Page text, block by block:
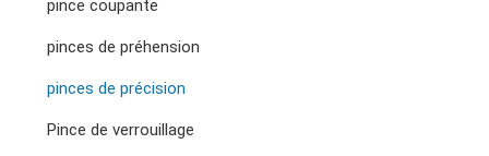
clés à molette et pinces
Accessoires entraînement 3/4"
Douilles à chocs à prise 3/4"
tournevis hexagonaux
tournevis torx
pince coupante
pinces de préhension
pinces de précision
Pince de verrouillage